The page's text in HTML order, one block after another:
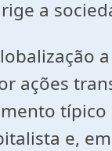
a
a
ações
típico
e, em